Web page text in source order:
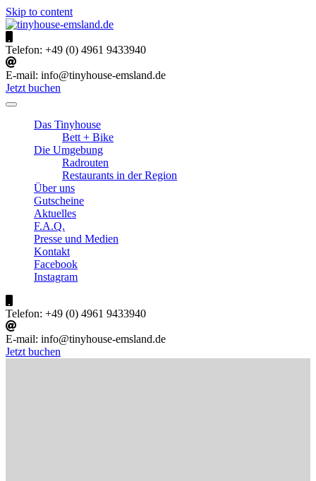
Skip to content
tinyhouse-emsland.de
Urlaub im Emsland
Telefon: +49 (0) 4961 9433940
E-mail: info@tinyhouse-emsland.de
Jetzt buchen
Das Tinyhouse
Bett + Bike
Die Umgebung
Radrouten
Restaurants in der Region
Über uns
Gutscheine
Aktuelles
F.A.Q.
Presse und Medien
Kontakt
Facebook
Instagram
Telefon: +49 (0) 4961 9433940
E-mail: info@tinyhouse-emsland.de
Jetzt buchen